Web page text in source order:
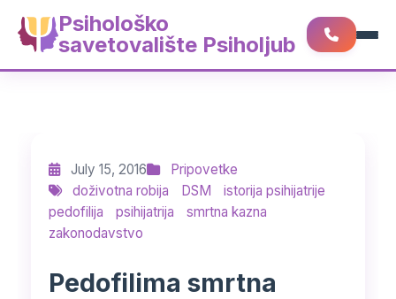
Psihološko
savetovalište Psiholjub
July 15, 2016
Pripovetke
doživotna robija
DSM
istorija psihijatrije
pedofilija
psihijatrija
smrtna kazna
zakonodavstvo
Pedofilima smrtna